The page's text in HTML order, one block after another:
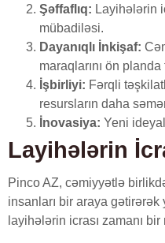
Şəffaflıq: Layihələrin
mübadiləsi.
Dayanıqlı İnkişaf:
maraqlarını ön
İşbirliyi: Fərqli
resursların daha
İnovasiya: Yeni
Layihələrin
Pinco AZ, cəmiyyətlə
insanları bir araya
layihələrin icrası zamanı